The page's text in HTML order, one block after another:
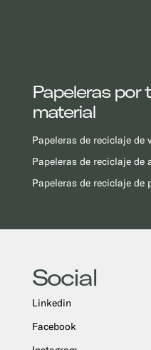
Papeleras por
material
Papeleras de reciclaje de
Papeleras de reciclaje de
Papeleras de reciclaje de
Social
Linkedin
Facebook